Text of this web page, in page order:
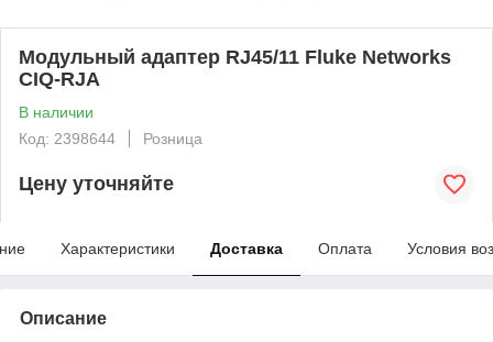
Модульный адаптер RJ45/11 Fluke Networks
CIQ-RJA
В наличии
Код: 2398644
Розница
Цену уточняйте
Характеристики Доставка Оплата Условия
Описание